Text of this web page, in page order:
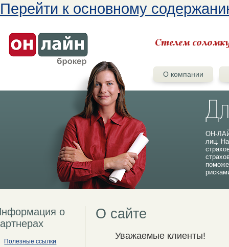
Перейти к основному
О компании
ОН-
лиц.
о
Полезные ссылки
О сайте
Уважаемые клиенты!